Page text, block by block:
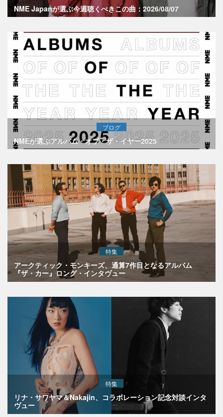
NME Japanが選ぶ今週聴くべきこの曲：2026/08/07
ブログ
NMEが選ぶアルバム・オブ・ザ・イヤー2025
特集
アークティック・モンキーズ、通算7作目となるアルバム
『ザ・カー』ロング・インタヴュー
特集
リナ・サワヤマ＆Nakajin、コラボレーション記念対談インタ
ヴュー